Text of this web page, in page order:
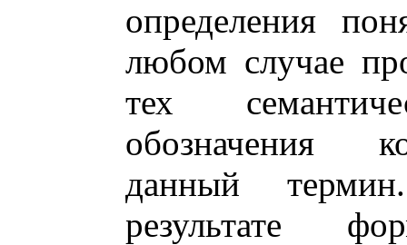
определения
любом случае
тех
обозначения
данный
результате